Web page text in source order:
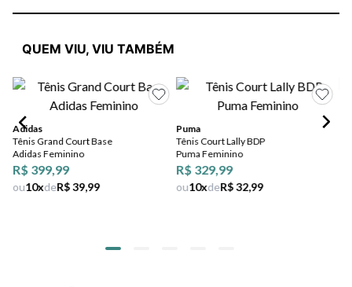
QUEM VIU, VIU TAMBÉM
Adidas
Tênis Grand Court Base
Adidas Feminino
R$ 399,99
ou10xdeR$ 39,99
Puma
Tênis Court Lally BDP
Puma Feminino
R$ 329,99
ou10xdeR$ 32,99